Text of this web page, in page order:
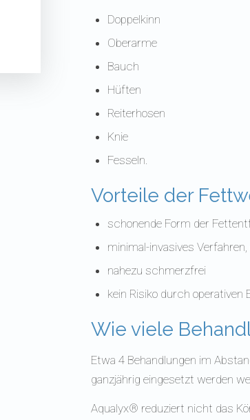
Doppelkinn
Oberarme
Bauch
Hüften
Reiterhosen
Knie
Fesseln.
Vorteile der
schonende Form der
minimal-invasives
nahezu schmerzfrei
kein Risiko durch operativen
Wie viele
Etwa 4 Behandlungen im
ganzjährig eingesetzt werden
Aqualyx® reduziert nicht das